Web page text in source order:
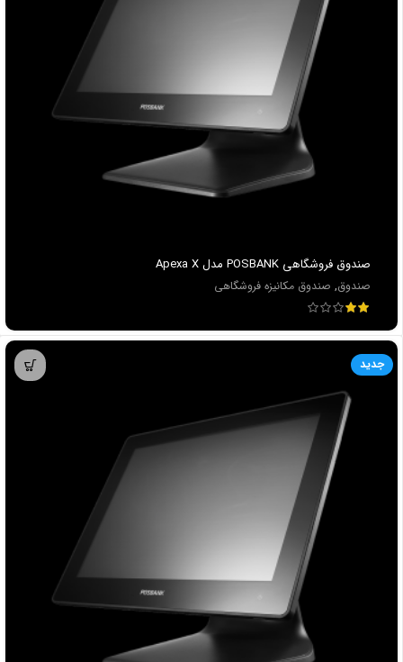
صندوق فروشگاهي POSBANK مدل Apexa X
صندوق, صندوق مکانیزه فروشگاهی
جدید